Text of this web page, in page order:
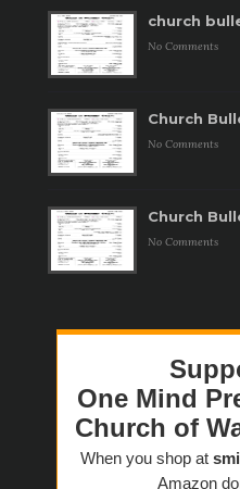
church
No Comments
Church
No Comments
Church
No Comments